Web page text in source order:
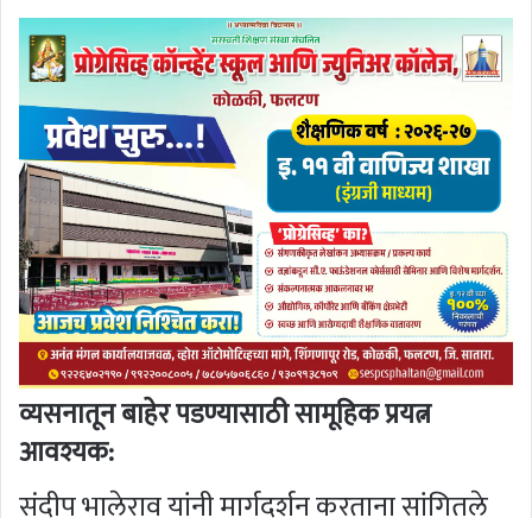
व्यसनातून बाहेर पडण्यासाठी सामूहिक प्रयत्न
आवश्यक:
संदीप भालेराव यांनी मार्गदर्शन करताना सांगितले